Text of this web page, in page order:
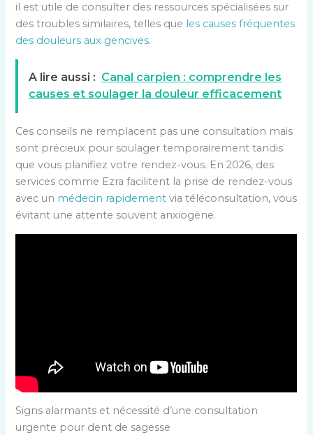
il est utile de consulter des ressources spécialisées sur
des troubles similaires, telles que les causes fréquentes
des douleurs aux gencives.
A lire aussi : Canal carpien : comprendre les
causes et soulager la douleur efficacement
Ces conseils ne remplacent pas une consultation mais
sont précieux pour soulager temporairement tandis
que vous planifiez votre rendez-vous. En 2026, des
services comme Ezra facilitent la prise de rendez-vous
avec un médecin rapidement via téléconsultation, vous
évitant une attente souvent anxiogène.
Signs alarmants et nécessité d’une consultation
urgente pour dent de sagesse